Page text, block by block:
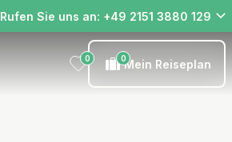
Rufen Sie uns an: +49 2151 3880 129
0 0Mein Reiseplan